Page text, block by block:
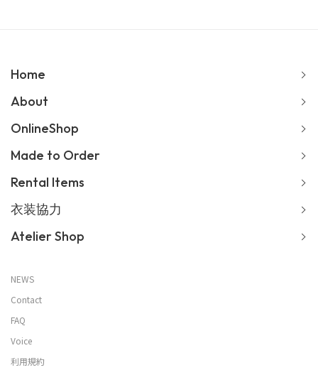
Home
About
OnlineShop
Made to Order
Rental Items
衣装協力
Atelier Shop
NEWS
Contact
FAQ
Voice
利用規約